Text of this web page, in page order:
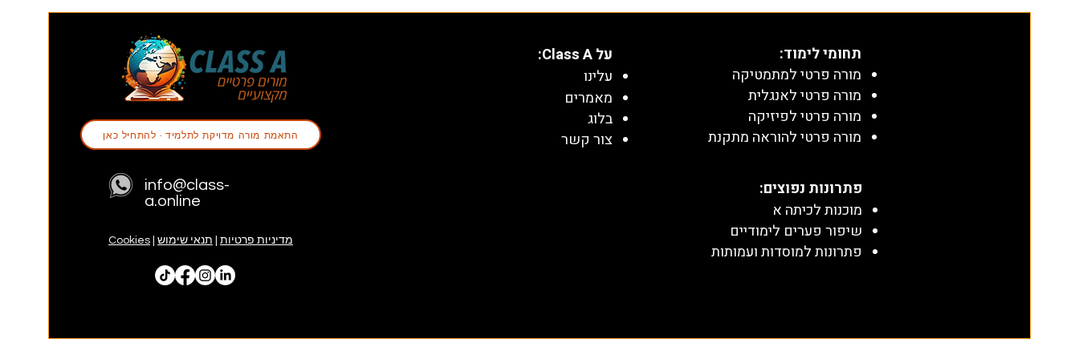
info@class-
a.online
מדיניות פרטיות תנאי שימוש |
Cookies
התאמת מורה מדויקת לתלמיד - להתחיל כאן
תחומי לימוד:
מורה פרטי למתמטיקה
מורה פרטי לאנגלית
מורה פרטי לפיזיקה
מורה פרטי להוראה מתקנת
​פתרונות נפוצים:
מוכנות לכיתה א
שיפור פערים לימודיים
פתרונות למוסדות ועמותות
על Class A:
עלינו
מאמרים
בלוג
צור קשר